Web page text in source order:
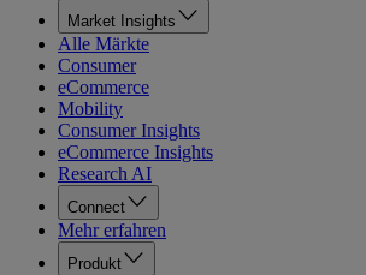
Market Insights
Alle Märkte
Consumer
eCommerce
Mobility
Consumer Insights
eCommerce Insights
Research AI
Connect
Mehr erfahren
Produkt